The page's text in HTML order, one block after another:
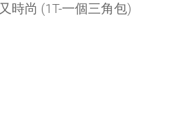
時尚 (1T-一個三角包)